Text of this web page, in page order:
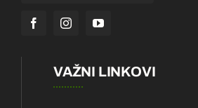
VAŽNI LINKOVI